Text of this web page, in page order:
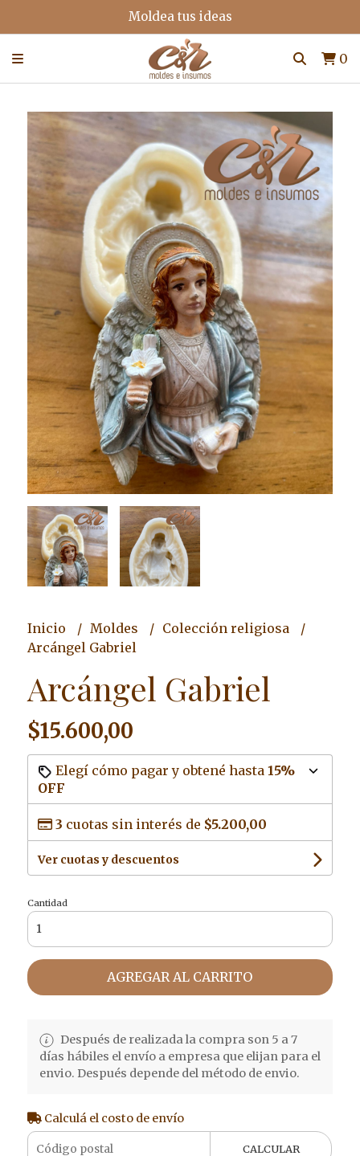
Moldea tus ideas
0
Inicio Moldes
Colección religiosa
Arcángel Gabriel
Arcángel Gabriel
$15.600,00
Elegí cómo pagar y obtené hasta 15%
OFF
3 cuotas sin interés de $5.200,00
Ver cuotas y descuentos
Cantidad
AGREGAR AL CARRITO
Después de realizada la compra son 5 a 7
días hábiles el envío a empresa que elijan para el
envio. Después depende del método de envio.
Calculá el costo de envío
CALCULAR